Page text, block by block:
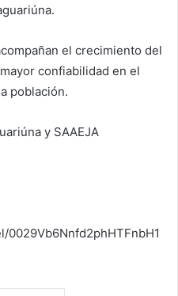
el crecimiento del
confiabilidad en el
población.
y SAAEJA
0029Vb6Nnfd2phHTFnbH1